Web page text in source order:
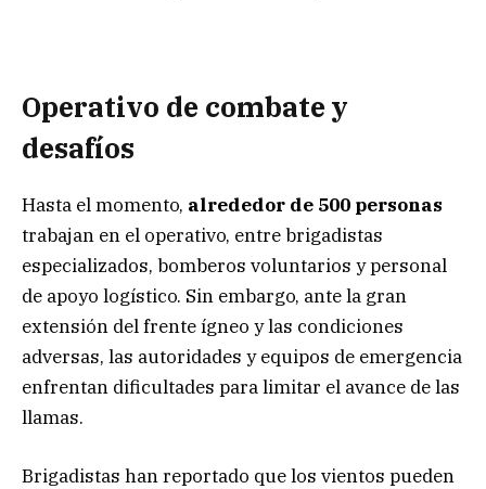
Operativo de combate y
desafíos
Hasta el momento, alrededor de 500 personas
trabajan en el operativo, entre brigadistas
especializados, bomberos voluntarios y personal
de apoyo logístico. Sin embargo, ante la gran
extensión del frente ígneo y las condiciones
adversas, las autoridades y equipos de emergencia
enfrentan dificultades para limitar el avance de las
llamas.
Brigadistas han reportado que los vientos pueden